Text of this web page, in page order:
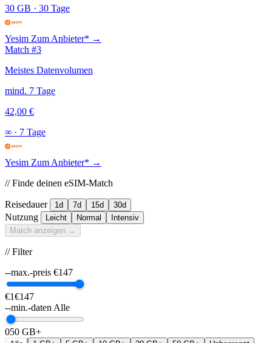
30 GB · 30 Tage
Yesim Zum Anbieter* →
Match #3
Meistes Datenvolumen
mind. 7 Tage
42,00 €
∞ · 7 Tage
Yesim Zum Anbieter* →
// Finde deinen eSIM-Match
Reisedauer 1d 7d 15d 30d
Nutzung Leicht Normal
Intensiv
Match anzeigen →
// Filter
--max.-preis €147
€1€147
--min.-daten Alle
050 GB+